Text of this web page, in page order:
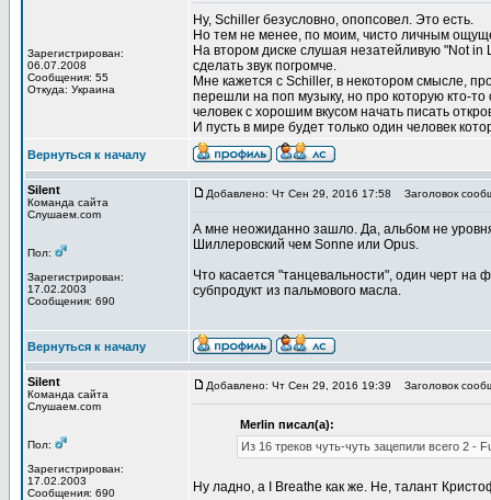
Зарегистрирован:
06.07.2008
Сообщения: 55
Откуда: Украина
Ну, Schiller безусловно, опопсовел. Это есть.
Но тем не менее, по моим, чисто личным
На втором диске слушая незатейливую "Not in
сделать звук погромче.
Мне кажется с Schiller, в некотором смысле,
перешли на поп музыку, но про которую кто-
человек с хорошим вкусом начать писать
И пусть в мире будет только один человек
Вернуться к началу
Silent
Команда сайта
Слушаем.com
Пол:
Зарегистрирован:
17.02.2003
Сообщения: 690
Добавлено: Чт Сен 29, 2016 17:58 Заголовок
А мне неожиданно зашло. Да, альбом не
Шиллеровский чем Sonne или Opus.
Что касается "танцевальности", один черт
субпродукт из пальмового масла.
Вернуться к началу
Silent
Команда сайта
Слушаем.com
Пол:
Зарегистрирован:
17.02.2003
Сообщения: 690
Добавлено: Чт Сен 29, 2016 19:39 Заголовок
Merlin писал(а):
Из 16 треков чуть-чуть зацепили всего 2 -
Ну ладно, а I Breathe как же. Не, талант